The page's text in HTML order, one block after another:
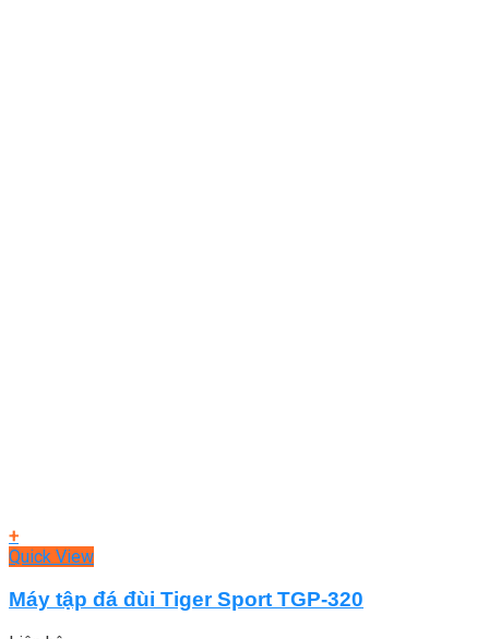
+
Quick View
Máy tập đá đùi Tiger Sport TGP-320